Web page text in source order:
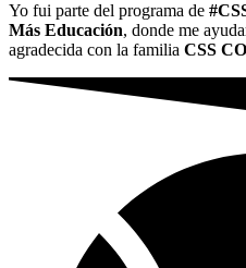
Yo fui parte del programa de
Más Educación, donde me
agradecida con la familia CSS